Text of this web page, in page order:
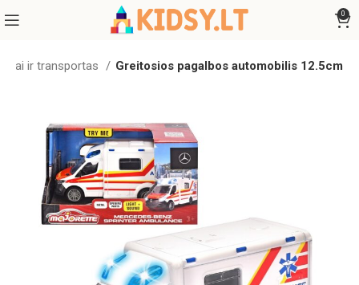
0
ir transportas Greitosios pagalbos automobilis 12.5cm